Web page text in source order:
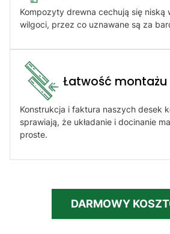
Kompozyty drewna cechują się niską
wilgoci, przez co uznawane są za
Łatwość montażu​
Konstrukcja i faktura naszych desek
sprawiają, że układanie i docinanie
proste.
DARMOWY